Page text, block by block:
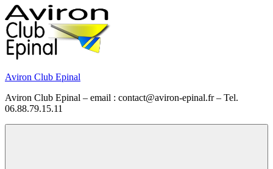
Skip
to
content
Aviron Club Epinal
Aviron Club Epinal – email : contact@aviron-epinal.fr – Tel.
06.88.79.15.11